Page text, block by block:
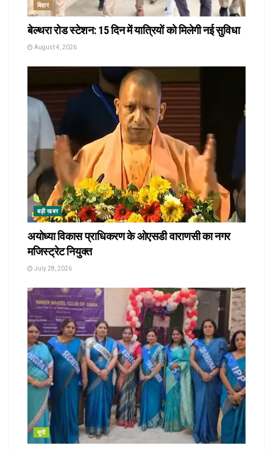
बिहार
बेल्थरा रोड स्टेशन: 15 दिन में यात्रियों को मिलेगी नई सुविधा
August 4, 2026
बड़ी खबर
अयोध्या विकास प्राधिकरण के ओएसडी वाराणसी का नगर
मजिस्ट्रेट नियुक्त
July 28, 2026
यूपी